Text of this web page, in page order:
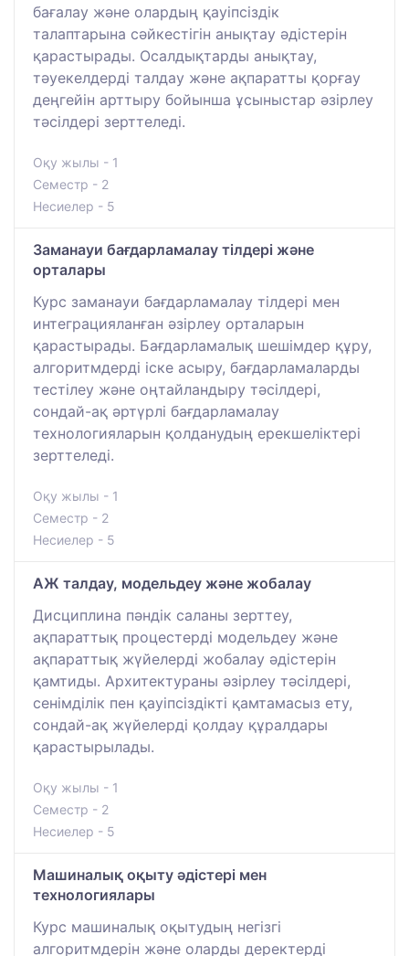
бағалау және олардың қауіпсіздік
талаптарына сәйкестігін анықтау әдістерін
қарастырады. Осалдықтарды анықтау,
тәуекелдерді талдау және ақпаратты қорғау
деңгейін арттыру бойынша ұсыныстар әзірлеу
тәсілдері зерттеледі.
Оқу жылы - 1
Семестр - 2
Несиелер - 5
Заманауи бағдарламалау тілдері және
орталары
Курс заманауи бағдарламалау тілдері мен
интеграцияланған әзірлеу орталарын
қарастырады. Бағдарламалық шешімдер құру,
алгоритмдерді іске асыру, бағдарламаларды
тестілеу және оңтайландыру тәсілдері,
сондай-ақ әртүрлі бағдарламалау
технологияларын қолданудың ерекшеліктері
зерттеледі.
Оқу жылы - 1
Семестр - 2
Несиелер - 5
АЖ талдау, модельдеу және жобалау
Дисциплина пәндік саланы зерттеу,
ақпараттық процестерді модельдеу және
ақпараттық жүйелерді жобалау әдістерін
қамтиды. Архитектураны әзірлеу тәсілдері,
сенімділік пен қауіпсіздікті қамтамасыз ету,
сондай-ақ жүйелерді қолдау құралдары
қарастырылады.
Оқу жылы - 1
Семестр - 2
Несиелер - 5
Машиналық оқыту әдістері мен
технологиялары
Курс машиналық оқытудың негізгі
алгоритмдерін және оларды деректерді